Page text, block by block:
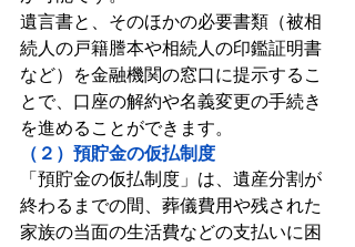
遺言書と、そのほかの必要書類（被相
続人の戸籍謄本や相続人の印鑑証明書
など）を金融機関の窓口に提示するこ
とで、口座の解約や名義変更の手続き
を進めることができます。
（２）預貯金の仮払制度
「預貯金の仮払制度」は、遺産分割が
終わるまでの間、葬儀費用や残された
家族の当面の生活費などの支払いに困